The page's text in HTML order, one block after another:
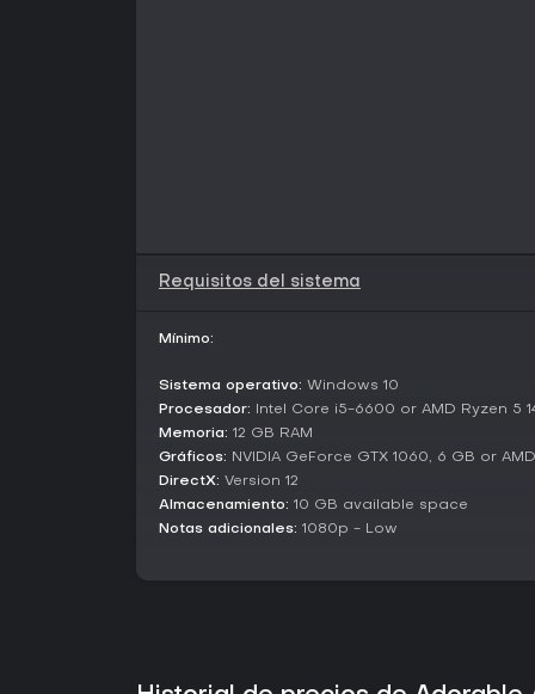
Requisitos del sistema
Mínimo:
Sistema operativo: Windows 10
Procesador: Intel Core i5-6600 or AMD Ryzen 5
Memoria: 12 GB RAM
Gráficos: NVIDIA GeForce GTX 1060, 6 GB or
DirectX: Version 12
Almacenamiento: 10 GB available space
Notas adicionales: 1080p - Low